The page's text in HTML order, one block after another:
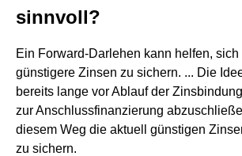
sinnvoll?
Ein Forward-Darlehen kann helfen, sich
günstigere Zinsen zu sichern. ... Die
bereits lange vor Ablauf der
zur Anschlussfinanzierung
diesem Weg die aktuell günstigen
zu sichern.